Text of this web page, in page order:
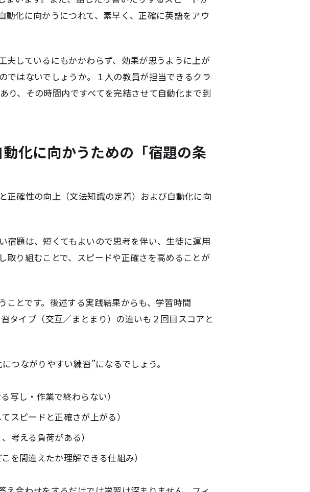
動化に向かうにつれて、素早く、正確に英語をアウ
夫しているにもかかわらず、効果が思うように上が
ではないでしょうか。１人の教員が担当できるクラ
り、その時間内ですべてを完結させて自動化まで到
化に向かうための「宿題の条
正確性の向上（文法知識の定着）および自動化に向
宿題は、短くてもよいので思考を伴い、生徒に運用
取り組むことで、スピードや正確さを高めることが
ことです。後述する実践結果からも、学習時間
タイプ（交互／まとまり）の違いも２回目スコアと
つながりやすい練習”になるでしょう。
写し・作業で終わらない）
スピードと正確さが上がる）
考える負荷がある）
を間違えたか理解できる仕組み）